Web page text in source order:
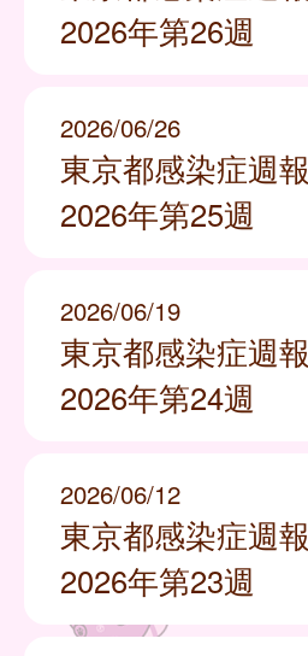
2026年第26週
2026/06/26
東京都感染症週報
2026年第25週
2026/06/19
東京都感染症週報
2026年第24週
2026/06/12
東京都感染症週報
2026年第23週